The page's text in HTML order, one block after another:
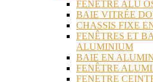
FENÊTRE ALU
BAIE VITRÉE
CHASSIS FIXE
FENÊTRES ET
ALUMINIUM
BAIE EN
FENÊTRE
FENETRE